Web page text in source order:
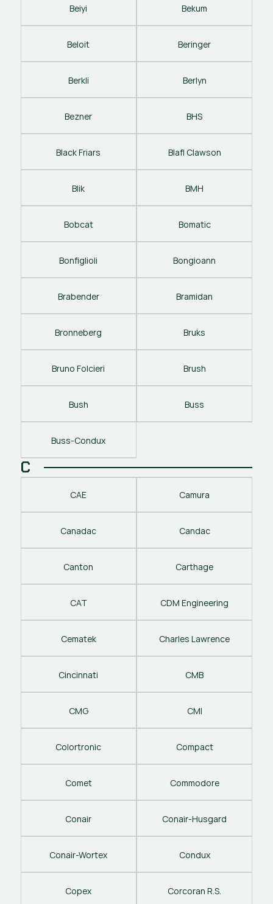
Beiyi Bekum
Beloit Beringer
Berkli Berlyn
Bezner BHS
Black Friars Blafl Clawson
Blik BMH
Bobcat Bomatic
Bonfiglioli Bongioann
Brabender Bramidan
Bronneberg Bruks
Bruno Folcieri Brush
Bush Buss
Buss-Condux
C
CAE Camura
Canadac Candac
Canton Carthage
CAT CDM Engineering
Cematek Charles Lawrence
Cincinnati CMB
CMG CMI
Colortronic Compact
Comet Commodore
Conair Conair-Husgard
Conair-Wortex Condux
Copex Corcoran R.S.